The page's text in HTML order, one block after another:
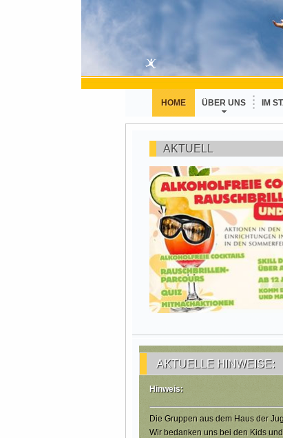
HOME ÜBER UNS IM
AKTUELL
AKTUELLE HINWEISE:
Hinweis:
Die Gruppen aus dem Haus der
Wir bedanken uns bei den Kids